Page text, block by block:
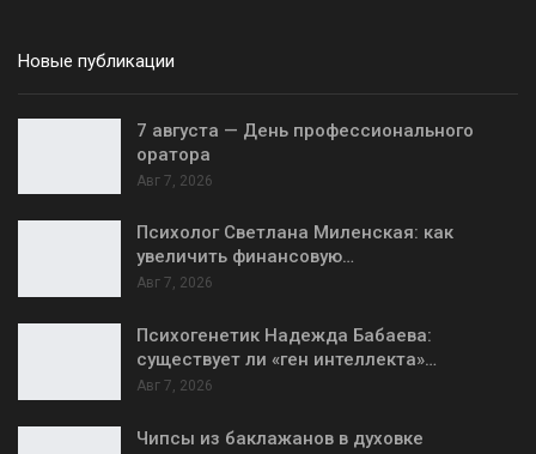
Новые публикации
7 августа — День профессионального
оратора
Авг 7, 2026
Психолог Светлана Миленская: как
увеличить финансовую…
Авг 7, 2026
Психогенетик Надежда Бабаева:
существует ли «ген интеллекта»…
Авг 7, 2026
Чипсы из баклажанов в духовке